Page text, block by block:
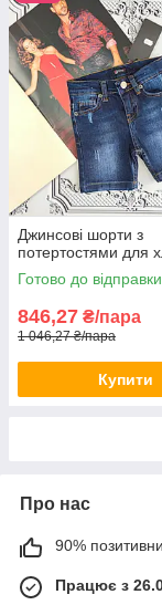
Джинсові шорти з
потертостями для
Готово до відправки
846,27 ₴/пара
1 046,27 ₴/пара
Купити
Про нас
90%
Працює з